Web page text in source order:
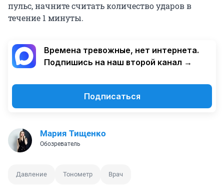
пульс, начните считать количество ударов в
течение 1 минуты.
Времена тревожные, нет интернета.
Подпишись на наш второй канал →
Подписаться
Мария Тищенко
Обозреватель
Давление Тонометр Врач